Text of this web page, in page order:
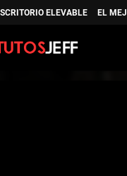
ELEVABLE EL